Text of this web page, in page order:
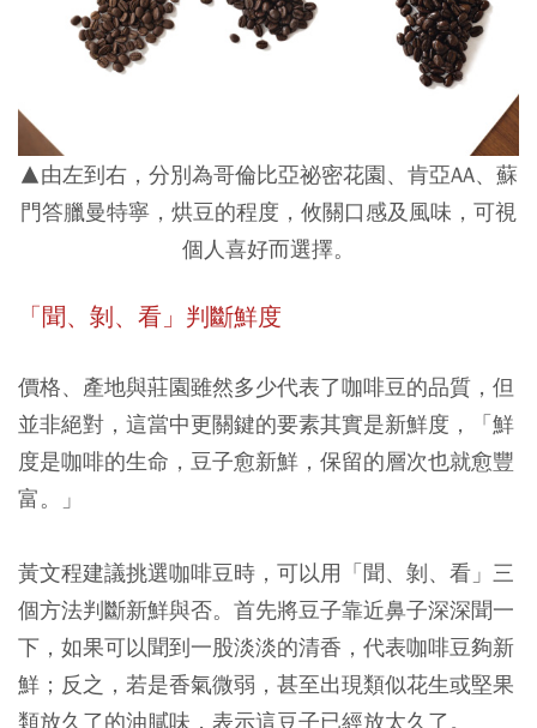
▲由左到右，分別為哥倫比亞祕密花園、肯亞AA、蘇
門答臘曼特寧，烘豆的程度，攸關口感及風味，可視
個人喜好而選擇。
「聞、剝、看」判斷鮮度
價格、產地與莊園雖然多少代表了咖啡豆的品質，但
並非絕對，這當中更關鍵的要素其實是新鮮度，「鮮
度是咖啡的生命，豆子愈新鮮，保留的層次也就愈豐
富。」
黃文程建議挑選咖啡豆時，可以用「聞、剝、看」三
個方法判斷新鮮與否。首先將豆子靠近鼻子深深聞一
下，如果可以聞到一股淡淡的清香，代表咖啡豆夠新
鮮；反之，若是香氣微弱，甚至出現類似花生或堅果
類放久了的油膩味，表示這豆子已經放太久了。